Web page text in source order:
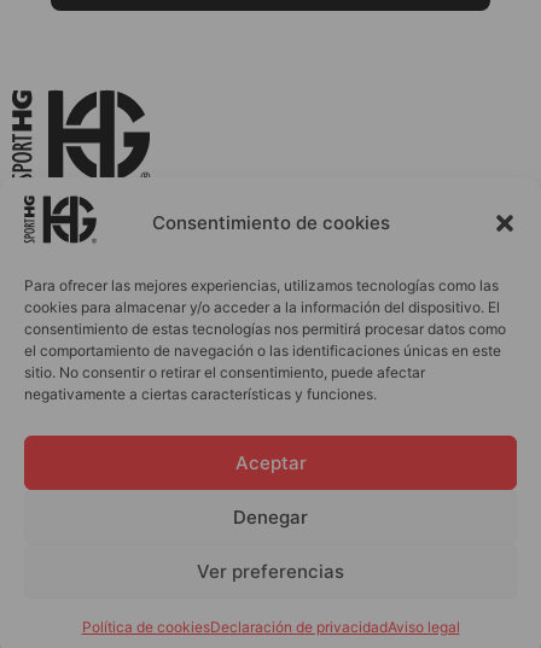
Consentimiento de cookies
Para ofrecer las mejores experiencias, utilizamos tecnologías como las
cookies para almacenar y/o acceder a la información del dispositivo. El
consentimiento de estas tecnologías nos permitirá procesar datos como
el comportamiento de navegación o las identificaciones únicas en este
sitio. No consentir o retirar el consentimiento, puede afectar
negativamente a ciertas características y funciones.
Aceptar
Denegar
Ver preferencias
Política de cookiesDeclaración de privacidadAviso legal
La Ropa Deportiva que Evoluciona Contigo
INICIO
MUJER
HOMBRE
INFANTIL
ACCESORIOS
PERSONALIZACIONES
BLOG
OUTLET
info@sporthg.com
Términos y Condiciones